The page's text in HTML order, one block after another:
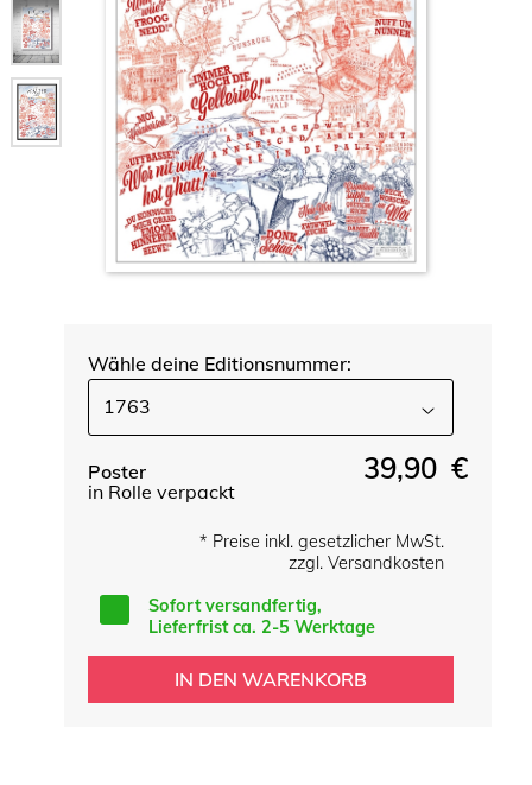
Wähle deine Editionsnummer:
1763
Poster
in Rolle verpackt
39,90 €
* Preise inkl. gesetzlicher MwSt.
zzgl. Versandkosten
Sofort versandfertig,
Lieferfrist ca. 2-5 Werktage
IN DEN WARENKORB